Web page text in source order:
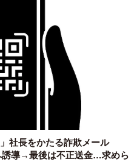
社長をかたる詐欺メール
導→最後は不正送金…求めら